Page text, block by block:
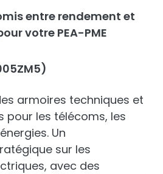
entre rendement et
votre PEA-PME
armoires techniques et
pour les télécoms, les
Un
sur les
avec des